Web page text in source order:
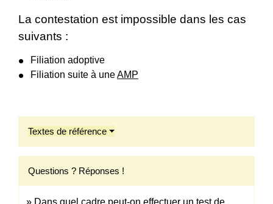
La contestation est impossible dans les cas
suivants :
Filiation adoptive
Filiation suite à uneAMP
Textes de référence
Questions ? Réponses !